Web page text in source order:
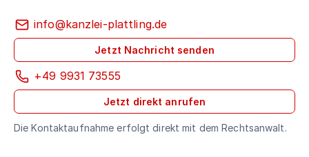
info@kanzlei-plattling.de
Jetzt Nachricht senden
+49 9931 73555
Jetzt direkt anrufen
Die Kontaktaufnahme erfolgt direkt mit dem Rechtsanwalt.